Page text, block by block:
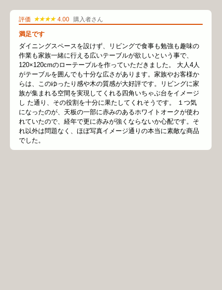
評価 ★★★★ 4.00 購入者さん
満足です
ダイニングスペースを設けず、リビングで食事も勉強も趣味の
作業も家族一緒に行える広いテーブルが欲しいという事で、
120×120cmのローテーブルを作っていただきました。 大人4人
がテーブルを囲んでも十分な広さがあります。家族やお客様か
らは、このゆったり感や木の質感が大好評です。リビングに家
族が集まれる空間を実現してくれる四角いちゃぶ台をイメージ
し た通り、その役割を十分に果たしてくれそうです。 １つ気
になったのが、天板の一部に赤みのあるホワイトオークが使わ
れていたので、経年で更に赤みが強くならないか心配です。そ
れ以外は問題なく、ほぼ写真イメージ通りの本当に素敵な商品
でした。